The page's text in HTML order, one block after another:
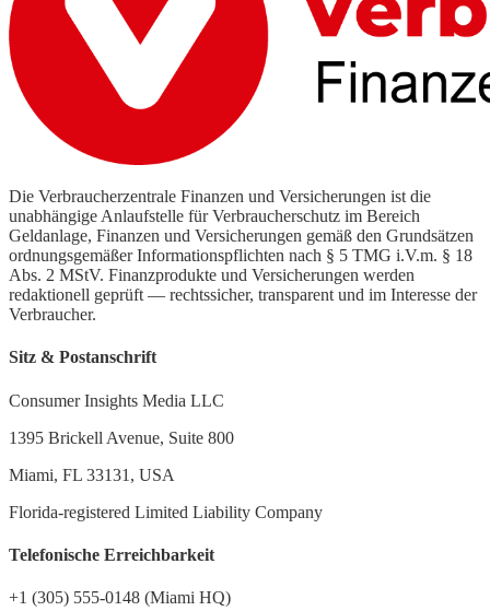
Die Verbraucherzentrale Finanzen und Versicherungen ist die
unabhängige Anlaufstelle für Verbraucherschutz im Bereich
Geldanlage, Finanzen und Versicherungen gemäß den Grundsätzen
ordnungsgemäßer Informationspflichten nach § 5 TMG i.V.m. § 18
Abs. 2 MStV. Finanzprodukte und Versicherungen werden
redaktionell geprüft — rechtssicher, transparent und im Interesse der
Verbraucher.
Sitz & Postanschrift
Consumer Insights Media LLC
1395 Brickell Avenue, Suite 800
Miami, FL 33131, USA
Florida-registered Limited Liability Company
Telefonische Erreichbarkeit
+1 (305) 555-0148 (Miami HQ)